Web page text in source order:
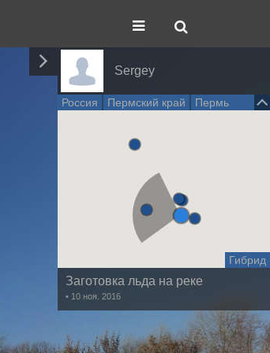
Sergey
Россия Пермский край Пермь
Гибрид
Заготовка льда на реке
• 10 ноя. 2016